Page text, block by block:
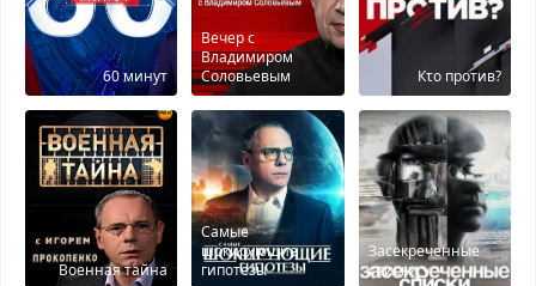
60 минут
Вечер с
Владимиром
Соловьевым
Кτо против?
Военная тайна
Самые
шокирующие
гипотезы
Засекреченные
списки